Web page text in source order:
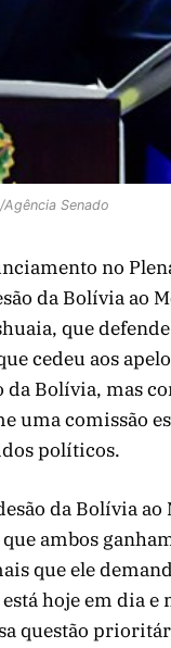
Senado
no
da Bolívia ao
que
cedeu aos
Bolívia, mas
uma comissão
políticos.
da Bolívia ao
ambos
que ele
hoje em dia e
questão